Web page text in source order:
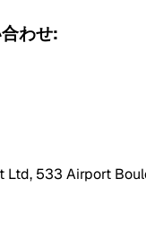
わせ:
Ltd, 533 Airport